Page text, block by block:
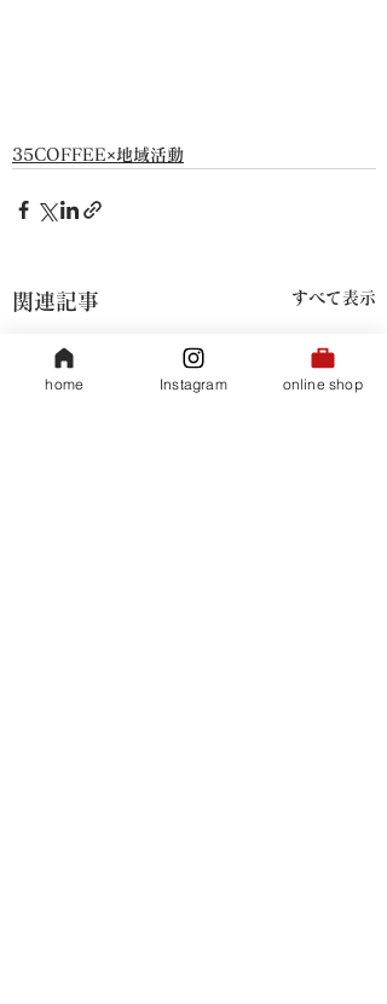
35COFFEE×地域活動
関連記事 すべて表示
home Instagram online shop